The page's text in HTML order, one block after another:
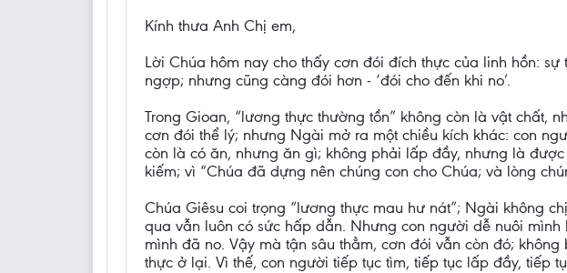
Kính thưa Anh Chị em,
Lời Chúa hôm nay cho thấy cơn đói đích thực của linh hồn:
ngợp; nhưng cũng càng đói hơn - ‘đói cho đến khi no’.
Trong Gioan, “lương thực thường tồn” không còn là vật chất,
cơn đói thể lý; nhưng Ngài mở ra một chiều kích khác: con
còn là có ăn, nhưng ăn gì; không phải lấp đầy, nhưng là
kiếm; vì “Chúa đã dựng nên chúng con cho Chúa; và lòng
Chúa Giêsu coi trọng “lương thực mau hư nát”; Ngài không
qua vẫn luôn có sức hấp dẫn. Nhưng con người dễ nuôi
mình đã no. Vậy mà tận sâu thẳm, cơn đói vẫn còn đó;
thực ở lại. Vì thế, con người tiếp tục tìm, tiếp tục lấp đầy, tiếp